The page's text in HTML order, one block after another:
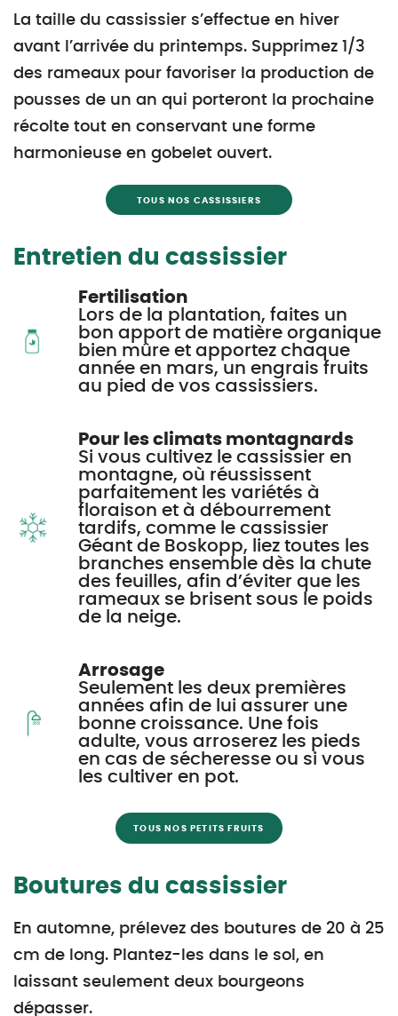
La taille du cassissier s’effectue en hiver
avant l’arrivée du printemps. Supprimez 1/3
des rameaux pour favoriser la production de
pousses de un an qui porteront la prochaine
récolte tout en conservant une forme
harmonieuse en gobelet ouvert.
TOUS NOS CASSISSIERS
Entretien du cassissier
Fertilisation
Lors de la plantation, faites un
bon apport de matière organique
bien mûre et apportez chaque
année en mars, un engrais fruits
au pied de vos cassissiers.
Pour les climats montagnards
Si vous cultivez le cassissier en
montagne, où réussissent
parfaitement les variétés à
floraison et à débourrement
tardifs, comme le cassissier
Géant de Boskopp, liez toutes les
branches ensemble dès la chute
des feuilles, afin d’éviter que les
rameaux se brisent sous le poids
de la neige.
Arrosage
Seulement les deux premières
années afin de lui assurer une
bonne croissance. Une fois
adulte, vous arroserez les pieds
en cas de sécheresse ou si vous
les cultiver en pot.
TOUS NOS PETITS FRUITS
Boutures du cassissier
En automne, prélevez des boutures de 20 à 25
cm de long. Plantez-les dans le sol, en
laissant seulement deux bourgeons
dépasser.